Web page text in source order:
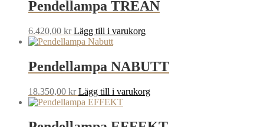
Pendellampa TREAN
6.420,00 kr Lägg till i varukorg
Pendellampa NABUTT
18.350,00 kr Lägg till i varukorg